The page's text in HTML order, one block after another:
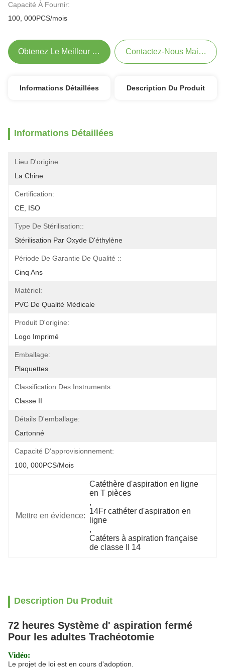
Capacité À Fournir:
100, 000PCS/mois
Obtenez Le Meilleur Prix Contactez-Nous Maintenant
Informations Détaillées Description Du Produit
Informations Détaillées
Lieu D'origine:
La Chine
Certification:
CE, ISO
Type De Stérilisation::
Stérilisation Par Oxyde D'éthylène
Période De Garantie De Qualité ::
Cinq Ans
Matériel:
PVC De Qualité Médicale
Produit D'origine:
Logo Imprimé
Emballage:
Plaquettes
Classification Des Instruments:
Classe II
Détails D'emballage:
Cartonné
Capacité D'approvisionnement:
100, 000PCS/mois
Mettre en évidence:
Catéthère d'aspiration en ligne
en T pièces
,
14Fr cathéter d'aspiration en
ligne
,
Catéters à aspiration française
de classe II 14
Description Du Produit
72 heures Système d' aspiration fermé
Pour les adultes Trachéotomie
Vidéo:
Le projet de loi est en cours d'adoption.